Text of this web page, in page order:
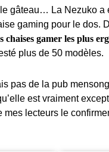
gâteau… La Nezuko a
gaming pour le dos.
chaises gamer les plus
plus de 50 modèles.
pas de la pub
est vraiment
mes lecteurs le